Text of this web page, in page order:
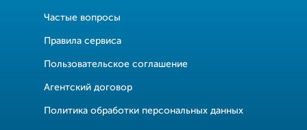
Частые вопросы
Правила сервиса
Пользовательское соглашение
Агентский договор
Политика обработки персональных данных